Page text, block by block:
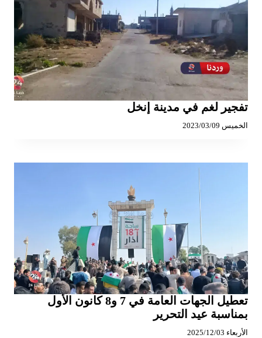
تفجير لغم في مدينة إنخل
الخميس 2023/03/09
تعطيل الجهات العامة في 7 و8 كانون الأول
بمناسبة عيد التحرير
الأربعاء 2025/12/03